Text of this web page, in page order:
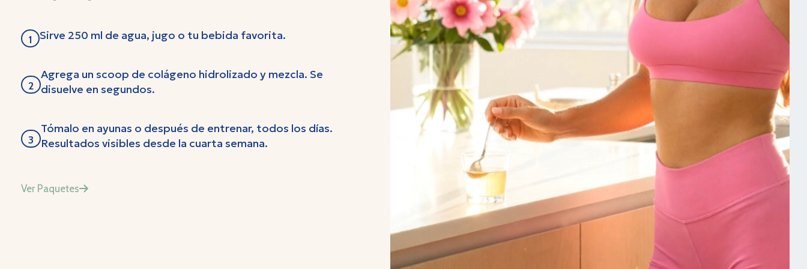
1 Sirve 250 ml de agua, jugo o tu bebida favorita.
2
Agrega un scoop de colágeno hidrolizado y mezcla. Se
disuelve en segundos.
3
Tómalo en ayunas o después de entrenar, todos los días.
Resultados visibles desde la cuarta semana.
Ver Paquetes